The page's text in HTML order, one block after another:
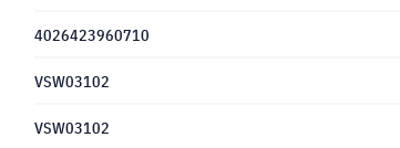
4026423960710
VSW03102
VSW03102